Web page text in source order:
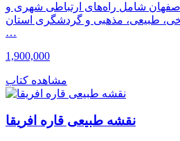
شامل راه‌های ارتباطی شهری و
طبیعی، مذهبی و گردشگری استان
…
1,900,000
مشاهده کتاب
نقشه طبیعی قاره افریقا